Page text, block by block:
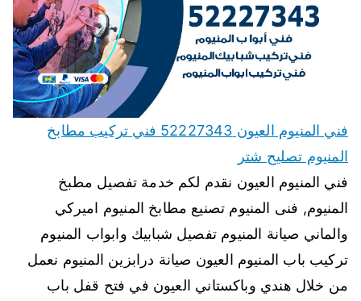
فني المنيوم العيون 52227343 فني تركيب مطابخ
المنيوم تصليح شتر
فني المنيوم العيون نقدم لكم خدمة تفصيل مطبخ
المنيوم, فنى المنيوم تصنيع مطابخ المنيوم اميركي
والماني صيانة المنيوم تفصيل شبابيك وابواب المنيوم
تركيب باب المنيوم العيون صيانة درابزين المنيوم نعمل
من خلال هندي وباكستاني العيون في فتح قفل باب